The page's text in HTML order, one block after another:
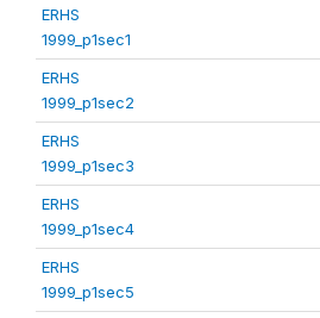
ERHS
1999_p1sec1
ERHS
1999_p1sec2
ERHS
1999_p1sec3
ERHS
1999_p1sec4
ERHS
1999_p1sec5